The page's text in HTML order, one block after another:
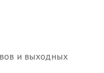
и выходных